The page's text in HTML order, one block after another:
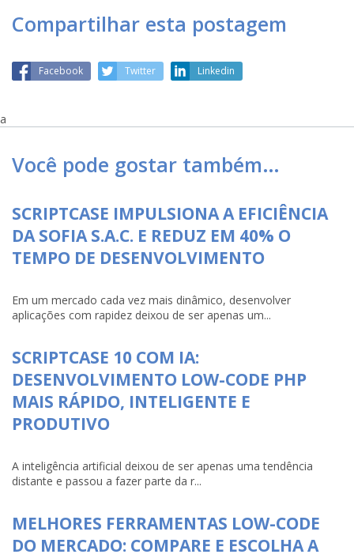
Compartilhar esta postagem
Facebook Twitter Linkedin
a
Você pode gostar também…
SCRIPTCASE IMPULSIONA A EFICIÊNCIA
DA SOFIA S.A.C. E REDUZ EM 40% O
TEMPO DE DESENVOLVIMENTO
Em um mercado cada vez mais dinâmico, desenvolver
aplicações com rapidez deixou de ser apenas um...
SCRIPTCASE 10 COM IA:
DESENVOLVIMENTO LOW-CODE PHP
MAIS RÁPIDO, INTELIGENTE E
PRODUTIVO
A inteligência artificial deixou de ser apenas uma tendência
distante e passou a fazer parte da r...
MELHORES FERRAMENTAS LOW-CODE
DO MERCADO: COMPARE E ESCOLHA A